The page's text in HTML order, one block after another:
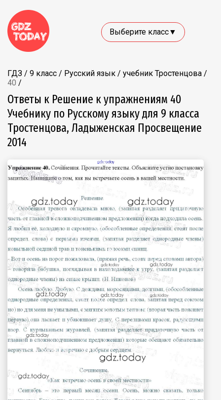
Выберите класс▼
ГДЗ / 9 класс / Русский язык / учебник Тростенцова /
40 /
Ответы к Решение к упражнениям 40
Учебнику по Русскому языку для 9 класса
Тростенцова, Ладыженская Просвещение
2014